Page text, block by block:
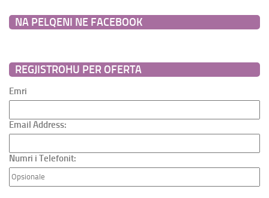
NA PELQENI NE FACEBOOK
REGJISTROHU PER OFERTA
Emri
Email Address:
Numri i Telefonit: